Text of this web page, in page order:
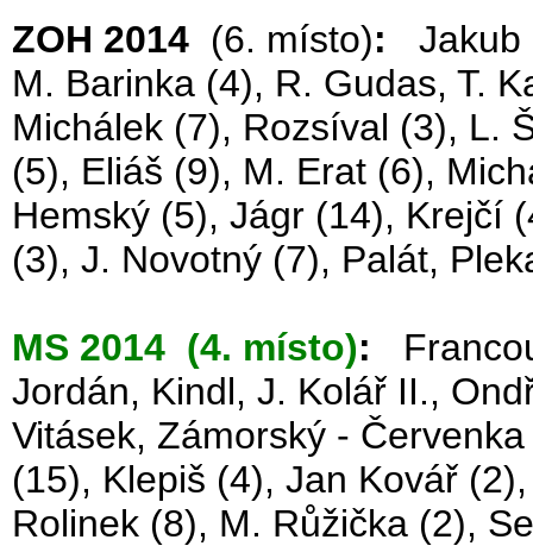
ZOH 2014 (6. místo): Jakub
M. Barinka (4), R. Gudas, T.
Michálek (7), Rozsíval (3), L.
(5), Eliáš (9), M. Erat (6),
Hemský (5), Jágr (14), Krejčí
(3), J. Novotný (7), Palát,
MS 2014 (4. místo):
Jordán, Kindl, J. Kolář II.,
Vitásek, Zámorský -
(15), Klepiš (4), Jan Kovář
Rolinek (8), M. Růžička (2),